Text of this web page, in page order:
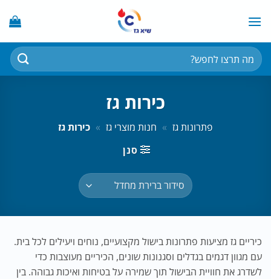
חיפוש
עבור:
כירות גז
פתרונות גז » חנות מוצרי גז » כירות גז
סנן
כיריים גז מציעות פתרונות בישול מקצועיים, נוחים ויעילים לכל בית.
עם מגוון דגמים בגדלים וסגנונות שונים, הכיריים מעוצבות כדי
לשדרג את חוויית הבישול תוך שמירה על בטיחות ואיכות גבוהה. בין